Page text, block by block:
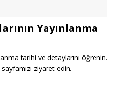
Yayınlanma
tarihi ve detaylarını öğrenin.
ziyaret edin.